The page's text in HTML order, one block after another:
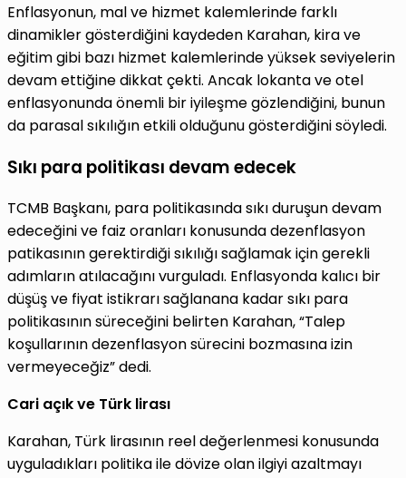
Enflasyonun, mal ve hizmet kalemlerinde farklı
dinamikler gösterdiğini kaydeden Karahan, kira ve
eğitim gibi bazı hizmet kalemlerinde yüksek seviyelerin
devam ettiğine dikkat çekti. Ancak lokanta ve otel
enflasyonunda önemli bir iyileşme gözlendiğini, bunun
da parasal sıkılığın etkili olduğunu gösterdiğini söyledi.
Sıkı para politikası devam edecek
TCMB Başkanı, para politikasında sıkı duruşun devam
edeceğini ve faiz oranları konusunda dezenflasyon
patikasının gerektirdiği sıkılığı sağlamak için gerekli
adımların atılacağını vurguladı. Enflasyonda kalıcı bir
düşüş ve fiyat istikrarı sağlanana kadar sıkı para
politikasının süreceğini belirten Karahan, “Talep
koşullarının dezenflasyon sürecini bozmasına izin
vermeyeceğiz” dedi.
Cari açık ve Türk lirası
Karahan, Türk lirasının reel değerlenmesi konusunda
uyguladıkları politika ile dövize olan ilgiyi azaltmayı